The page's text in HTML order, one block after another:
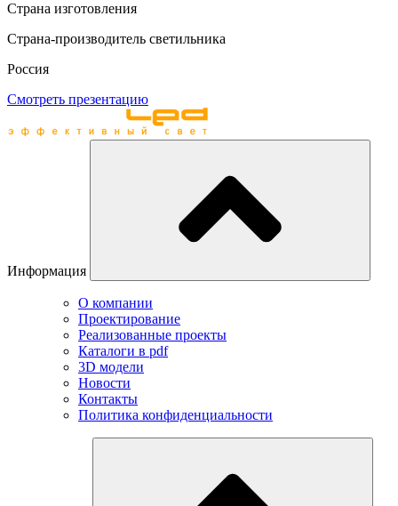
Страна изготовления
Страна-производитель светильника
Россия
Смотреть презентацию
Информация
О компании
Проектирование
Реализованные проекты
Каталоги в pdf
3D модели
Новости
Контакты
Политика конфиденциальности